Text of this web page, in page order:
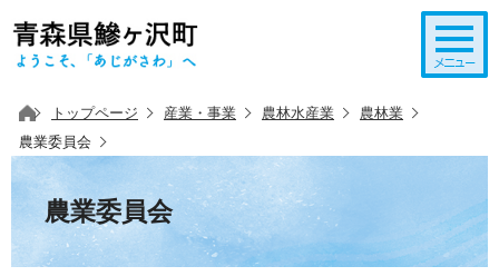
トップページ 産業・事業 農林水産業
農林業
農業委員会
農業委員会